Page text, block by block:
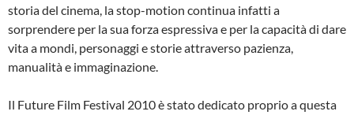
storia del cinema, la stop-motion continua infatti a
sorprendere per la sua forza espressiva e per la capacità di dare
vita a mondi, personaggi e storie attraverso pazienza,
manualità e immaginazione.
Il Future Film Festival 2010 è stato dedicato proprio a questa